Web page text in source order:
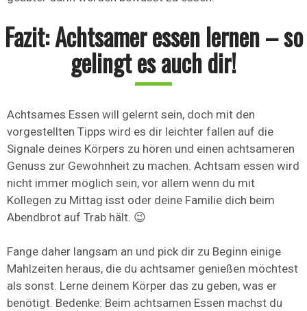
Fazit: Achtsamer essen lernen – so
gelingt es auch dir!
Achtsames Essen will gelernt sein, doch mit den
vorgestellten Tipps wird es dir leichter fallen auf die
Signale deines Körpers zu hören und einen achtsameren
Genuss zur Gewohnheit zu machen. Achtsam essen wird
nicht immer möglich sein, vor allem wenn du mit
Kollegen zu Mittag isst oder deine Familie dich beim
Abendbrot auf Trab hält. 😉
Fange daher langsam an und pick dir zu Beginn einige
Mahlzeiten heraus, die du achtsamer genießen möchtest
als sonst. Lerne deinem Körper das zu geben, was er
benötigt. Bedenke: Beim achtsamen Essen machst du